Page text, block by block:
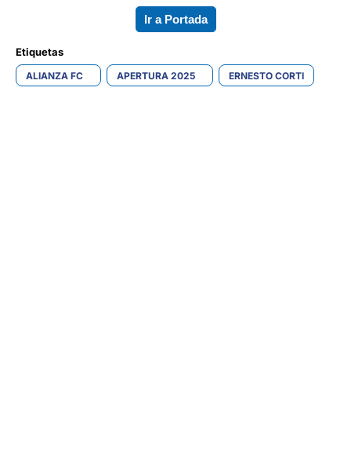
Ir a Portada
Etiquetas
ALIANZA FC APERTURA 2025 ERNESTO CORTI